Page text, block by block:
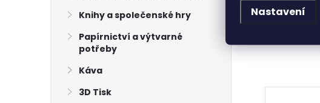
Nastavení
Knihy a společenské hry
Papírnictví a výtvarné
potřeby
Káva
3D Tisk